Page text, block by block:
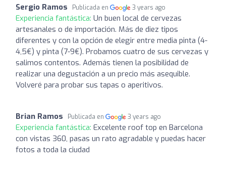
Sergio Ramos Publicada en 3 years ago
Experiencia fantástica: Un buen local de cervezas
artesanales o de importación. Más de diez tipos
diferentes y con la opción de elegir entre media pinta (4-
4,5€) y pinta (7-9€). Probamos cuatro de sus cervezas y
salimos contentos. Además tienen la posibilidad de
realizar una degustación a un precio más asequible.
Volveré para probar sus tapas o aperitivos.
Brian Ramos Publicada en 3 years ago
Experiencia fantástica: Excelente roof top en Barcelona
con vistas 360, pasas un rato agradable y puedas hacer
fotos a toda la ciudad